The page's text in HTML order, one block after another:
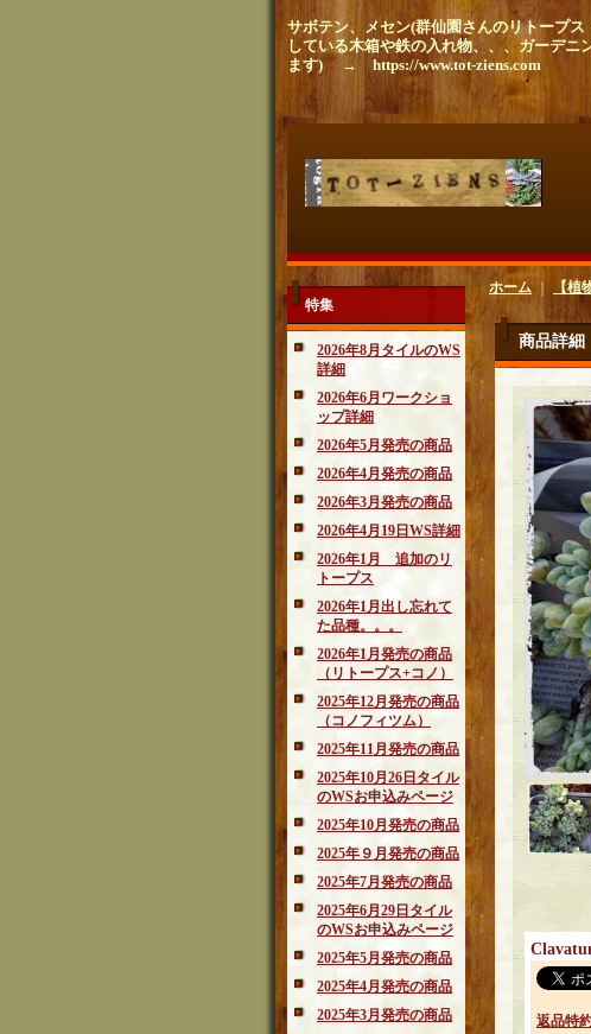
サボテン、メセン(群仙園さんのリトープ
している木箱や鉄の入れ物、、、ガーデニ
ます) → https://www.tot-ziens.com
特集
2026年8月タイルのWS
詳細
2026年6月ワークショ
ップ詳細
2026年5月発売の商品
2026年4月発売の商品
2026年3月発売の商品
2026年4月19日WS詳細
2026年1月 追加のリ
トープス
2026年1月出し忘れて
た品種。。。
2026年1月発売の商品
（リトープス+コノ）
2025年12月発売の商品
（コノフィツム）
2025年11月発売の商品
2025年10月26日タイル
のWSお申込みページ
2025年10月発売の商品
2025年９月発売の商品
2025年7月発売の商品
2025年6月29日タイル
のWSお申込みページ
2025年5月発売の商品
2025年4月発売の商品
2025年3月発売の商品
ホーム｜ 【
商品詳細
返品特